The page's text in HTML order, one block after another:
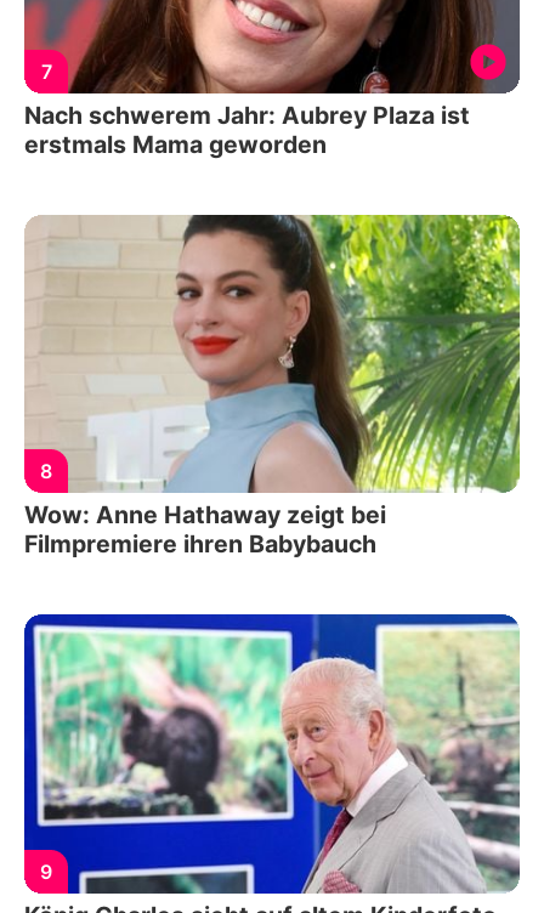
7
Nach schwerem Jahr: Aubrey Plaza ist
erstmals Mama geworden
8
Wow: Anne Hathaway zeigt bei
Filmpremiere ihren Babybauch
9